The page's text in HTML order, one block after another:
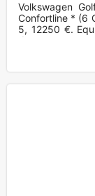
Volkswagen
Confortline * (6
5, 12250 €.
des